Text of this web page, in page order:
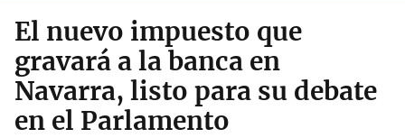
El nuevo impuesto que
gravará a la banca en
Navarra, listo para su debate
en el Parlamento